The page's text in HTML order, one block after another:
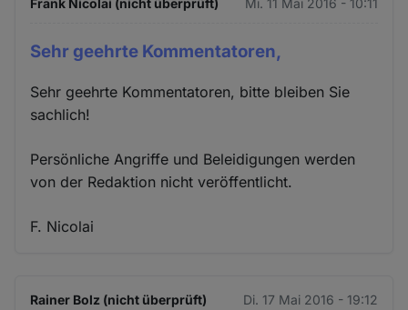
Sehr geehrte Kommentatoren,
Sehr geehrte Kommentatoren, bitte bleiben Sie
sachlich!
Persönliche Angriffe und Beleidigungen werden
von der Redaktion nicht veröffentlicht.
F. Nicolai
Rainer Bolz (nicht überprüft) Di. 17 Mai 2016 - 19:12